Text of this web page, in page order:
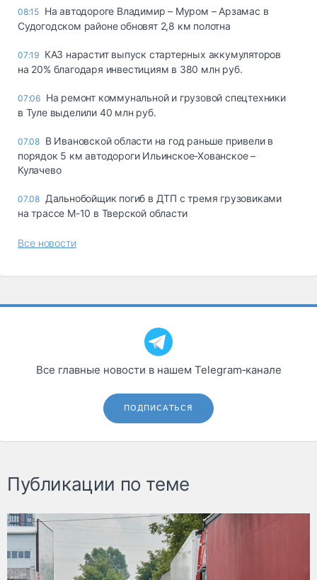
08:15 На автодороге Владимир – Муром – Арзамас в
Судогодском районе обновят 2,8 км полотна
07:19 КАЗ нарастит выпуск стартерных аккумуляторов
на 20% благодаря инвестициям в 380 млн руб.
07:06 На ремонт коммунальной и грузовой спецтехники
в Туле выделили 40 млн руб.
07.08 В Ивановской области на год раньше привели в
порядок 5 км автодороги Ильинское-Хованское –
Кулачево
07.08 Дальнобойщик погиб в ДТП с тремя грузовиками
на трассе М-10 в Тверской области
Все новости
Все главные новости в нашем Telegram‑канале
ПОДПИСАТЬСЯ
Публикации по теме